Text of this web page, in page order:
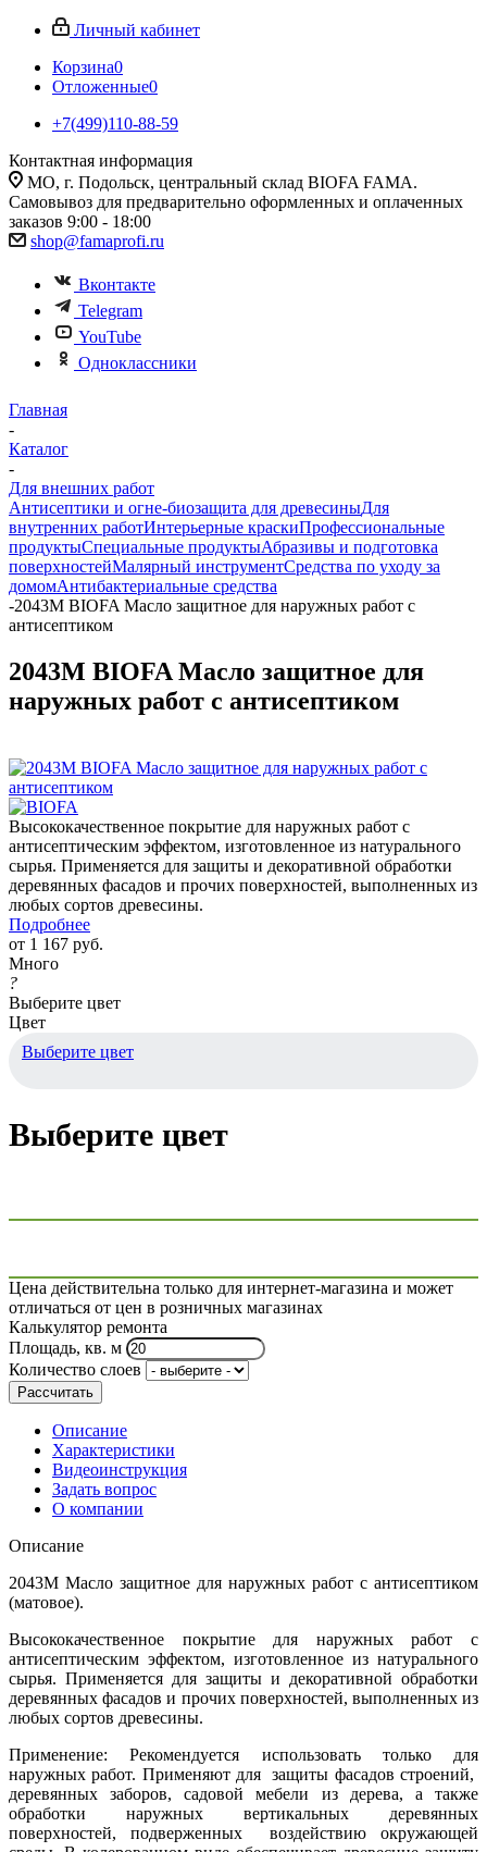
Личный кабинет
Корзина0
Отложенные0
+7(499)110-88-59
Контактная информация
МО, г. Подольск, центральный склад BIOFA FAMA.
Самовывоз для предварительно оформленных и оплаченных
заказов 9:00 - 18:00
shop@famaprofi.ru
Вконтакте
Telegram
YouTube
Одноклассники
Главная
-
Каталог
-
Для внешних работ
Антисептики и огне-биозащита для древесиныДля
внутренних работИнтерьерные краскиПрофессиональные
продуктыСпециальные продуктыАбразивы и подготовка
поверхностейМалярный инструментСредства по уходу за
домомАнтибактериальные средства
-2043M BIOFA Масло защитное для наружных работ с
антисептиком
2043M BIOFA Масло защитное для
наружных работ с антисептиком
Высококачественное покрытие для наружных работ с
антисептическим эффектом, изготовленное из натурального
сырья. Применяется для защиты и декоративной обработки
деревянных фасадов и прочих поверхностей, выполненных из
любых сортов древесины.
Подробнее
от 1 167 руб.
Много
?
Выберите цвет
Цвет
Выберите цвет
Выберите цвет
Цена действительна только для интернет-магазина и может
отличаться от цен в розничных магазинах
Калькулятор ремонта
Площадь, кв. м
Количество слоев
Рассчитать
Описание
Характеристики
Видеоинструкция
Задать вопрос
О компании
Описание
2043М Масло защитное для наружных работ с антисептиком
(матовое).
Высококачественное покрытие для наружных работ с
антисептическим эффектом, изготовленное из натурального
сырья. Применяется для защиты и декоративной обработки
деревянных фасадов и прочих поверхностей, выполненных из
любых сортов древесины.
Применение: Рекомендуется использовать только для
наружных работ. Применяют для защиты фасадов строений,
деревянных заборов, садовой мебели из дерева, а также
обработки наружных вертикальных деревянных
поверхностей, подверженных воздействию окружающей